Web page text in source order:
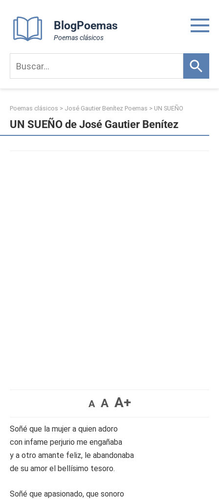
content
BlogPoemas
Poemas clásicos
Poemas clásicos > José Gautier Benítez Poemas > UN SUEÑO
UN SUEÑO de José Gautier Benítez
A A A+
Soñé que la mujer a quien adoro
con infame perjurio me engañaba
y a otro amante feliz, le abandonaba
de su amor el bellísimo tesoro.
Soñé que apasionado, que sonoro